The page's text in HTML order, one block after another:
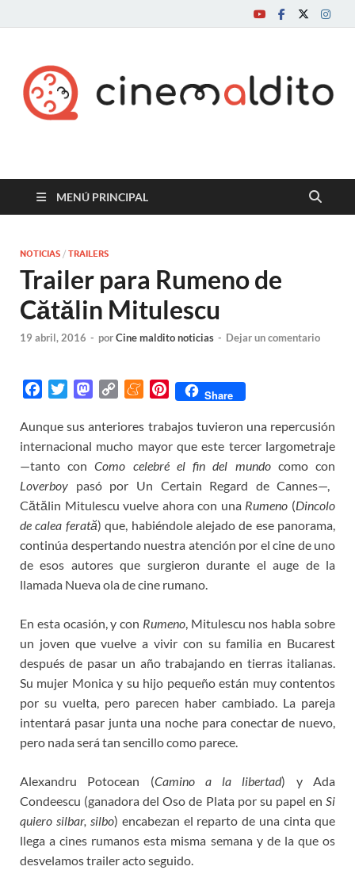
Cine maldito
MENÚ PRINCIPAL
NOTICIAS / TRAILERS
Trailer para Rumeno de
Cătălin Mitulescu
19 abril, 2016 - porCine maldito noticias - Dejar un comentario
c
e
b
o
o
k
i
t
t
e
r
M
s
t
o
d
o
n
p
y
L
i
n
k
M
n
e
a
m
e
P
n
t
e
r
e
s
t
Share
Aunque sus anteriores trabajos tuvieron una repercusión
internacional mucho mayor que este tercer largometraje
—tanto conComo celebré el fin del mundocomo con
Loverboy pasó por Un Certain Regard de Cannes—,
Cătălin Mitulescu vuelve ahora con una Rumeno (Dincolo
de calea ferată) que, habiéndole alejado de ese panorama,
continúa despertando nuestra atención por el cine de uno
de esos autores que surgieron durante el auge de la
llamada Nueva ola de cine rumano.
En esta ocasión, y con Rumeno, Mitulescu nos habla sobre
un joven que vuelve a vivir con su familia en Bucarest
después de pasar un año trabajando en tierras italianas.
Su mujer Monica y su hijo pequeño están muy contentos
por su vuelta, pero parecen haber cambiado. La pareja
intentará pasar junta una noche para conectar de nuevo,
pero nada será tan sencillo como parece.
Alexandru Potocean (Camino a la libertad) y Ada
Condeescu (ganadora del Oso de Plata por su papel en Si
quiero silbar, silbo) encabezan el reparto de una cinta que
llega a cines rumanos esta misma semana y de la que os
desvelamos trailer acto seguido.